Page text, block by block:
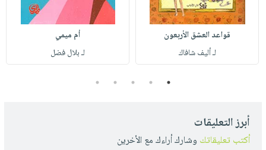
قواعد العشق الأربعون
لـ أليف شافاك
أم ميمي
لـ بلال فضل
1
2
3
4
5
أبرز التعليقات
أكتب تعليقاتك وشارك أراءك مع الأخرين